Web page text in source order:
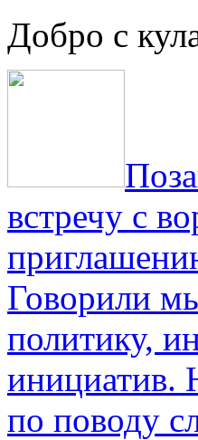
Добро с
встречу с
Говорили
политику,
инициатив.
по поводу